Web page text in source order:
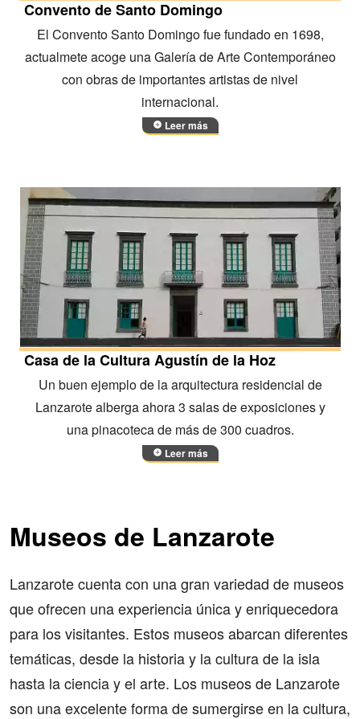
Convento de Santo Domingo
El Convento Santo Domingo fue fundado en 1698,
actualmete acoge una Galería de Arte Contemporáneo
con obras de importantes artistas de nivel
internacional.
Leer más
Casa de la Cultura Agustín de la Hoz
Un buen ejemplo de la arquitectura residencial de
Lanzarote alberga ahora 3 salas de exposiciones y
una pinacoteca de más de 300 cuadros.
Leer más
Museos de Lanzarote
Lanzarote cuenta con una gran variedad de museos
que ofrecen una experiencia única y enriquecedora
para los visitantes. Estos museos abarcan diferentes
temáticas, desde la historia y la cultura de la isla
hasta la ciencia y el arte. Los museos de Lanzarote
son una excelente forma de sumergirse en la cultura,